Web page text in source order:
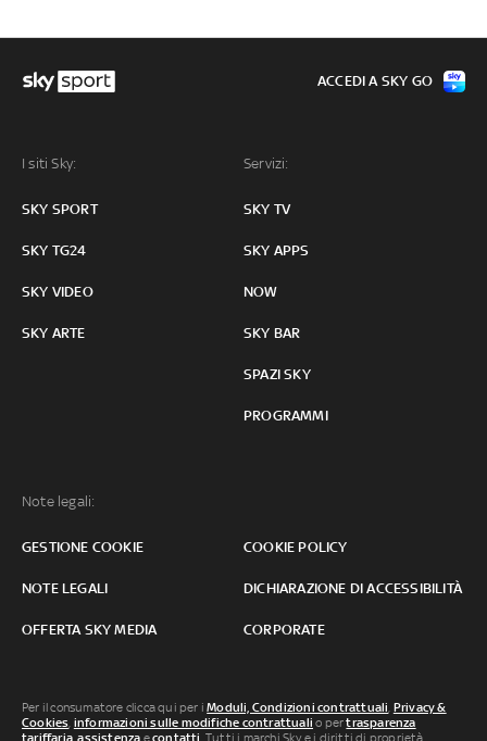
I siti Sky:
SKY SPORT
SKY TG24
SKY VIDEO
SKY ARTE
Servizi:
SKY TV
SKY APPS
NOW
SKY BAR
SPAZI SKY
PROGRAMMI
Note legali:
GESTIONE COOKIE COOKIE POLICY
NOTE LEGALI DICHIARAZIONE DI ACCESSIBILITÀ
OFFERTA SKY MEDIA CORPORATE
ACCEDI A SKY GO
Per il consumatore clicca qui per iModuli, Condizioni contrattuali, Privacy &
Cookies, informazioni sulle modifiche contrattuali o pertrasparenza